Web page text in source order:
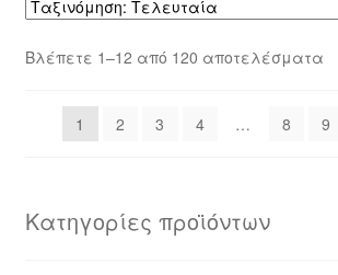
Βλέπετε 1–12 από 120 αποτελέσματα
1
2 3 4 … 8 9
Κατηγορίες προϊόντων